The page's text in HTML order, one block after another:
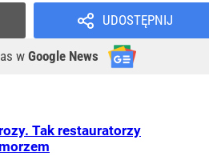
UDOSTĘPNIJ
w Google News
Tak restauratorzy